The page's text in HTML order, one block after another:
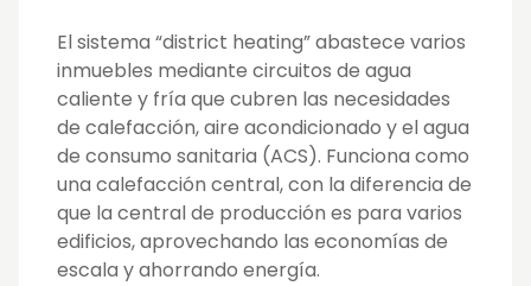
El sistema “district heating” abastece varios
inmuebles mediante circuitos de agua
caliente y fría que cubren las necesidades
de calefacción, aire acondicionado y el agua
de consumo sanitaria (ACS). Funciona como
una calefacción central, con la diferencia de
que la central de producción es para varios
edificios, aprovechando las economías de
escala y ahorrando energía.